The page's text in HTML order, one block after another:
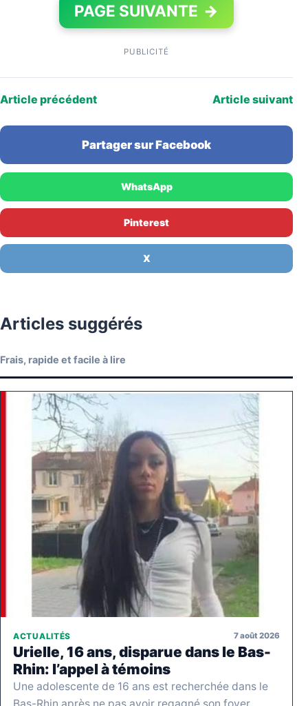
PAGE SUIVANTE →
PUBLICITÉ
Article précédent Article suivant
Partager sur Facebook
WhatsApp
Pinterest
X
Articles suggérés
Frais, rapide et facile à lire
ACTUALITÉS 7 août 2026
Urielle, 16 ans, disparue dans le Bas-
Rhin: l’appel à témoins
Une adolescente de 16 ans est recherchée dans le